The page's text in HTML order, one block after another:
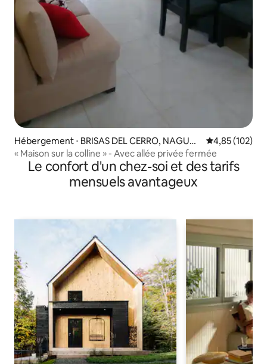
Hébergement ⋅ BRISAS DEL CERRO, NAGUA,
MARIA TRINIDAD SANCHEZ
Évaluation
4,85 (102)
« Maison sur la colline » - Avec allée privée fermée
Le confort d'un chez-soi et des tarifs
mensuels avantageux